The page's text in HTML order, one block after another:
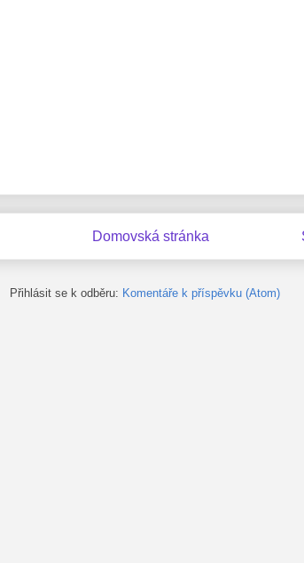
Domovská stránka
Přihlásit se k odběru: Komentáře k příspěvku (Atom)